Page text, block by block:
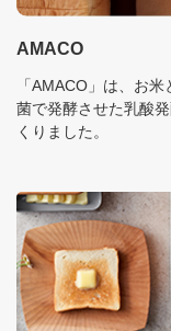
AMACO
「AMACO」は、お
菌で発酵させた乳酸
くりました。